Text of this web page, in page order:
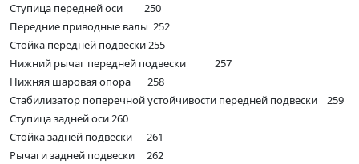
Ступица передней оси 250
Передние приводные валы 252
Стойка передней подвески 255
Нижний рычаг передней подвески 257
Нижняя шаровая опора 258
Стабилизатор поперечной устойчивости передней подвески 259
Ступица задней оси 260
Стойка задней подвески 261
Рычаги задней подвески 262